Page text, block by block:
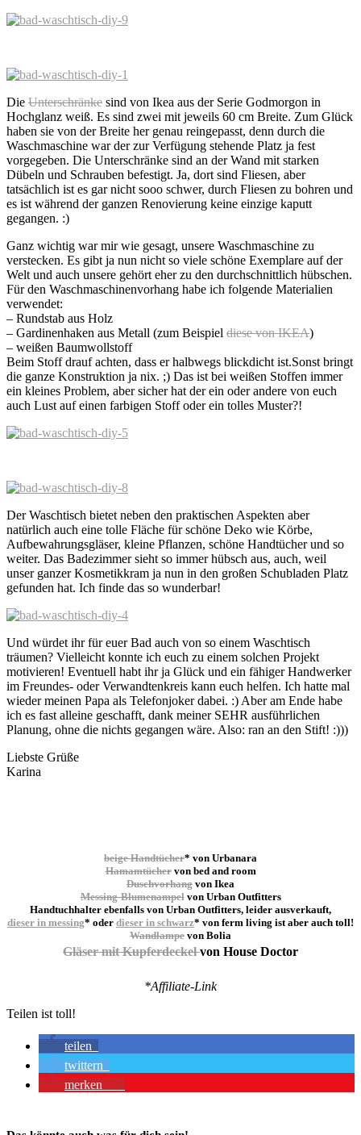
Die Unterschränke sind von Ikea aus der Serie Godmorgon in
Hochglanz weiß. Es sind zwei mit jeweils 60 cm Breite. Zum Glück
haben sie von der Breite her genau reingepasst, denn durch die
Waschmaschine war der zur Verfügung stehende Platz ja fest
vorgegeben. Die Unterschränke sind an der Wand mit starken
Dübeln und Schrauben befestigt. Ja, dort sind Fliesen, aber
tatsächlich ist es gar nicht sooo schwer, durch Fliesen zu bohren und
es ist während der ganzen Renovierung keine einzige kaputt
gegangen. :)
Ganz wichtig war mir wie gesagt, unsere Waschmaschine zu
verstecken. Es gibt ja nun nicht so viele schöne Exemplare auf der
Welt und auch unsere gehört eher zu den durchschnittlich hübschen.
Für den Waschmaschinenvorhang habe ich folgende Materialien
verwendet:
– Rundstab aus Holz
– Gardinenhaken aus Metall (zum Beispiel diese von IKEA)
– weißen Baumwollstoff
Beim Stoff drauf achten, dass er halbwegs blickdicht ist.Sonst bringt
die ganze Konstruktion ja nix. ;) Das ist bei weißen Stoffen immer
ein kleines Problem, aber sicher hat der ein oder andere von euch
auch Lust auf einen farbigen Stoff oder ein tolles Muster?!
Der Waschtisch bietet neben den praktischen Aspekten aber
natürlich auch eine tolle Fläche für schöne Deko wie Körbe,
Aufbewahrungsgläser, kleine Pflanzen, schöne Handtücher und so
weiter. Das Badezimmer sieht so immer hübsch aus, auch, weil
unser ganzer Kosmetikkram ja nun in den großen Schubladen Platz
gefunden hat. Ich finde das so wunderbar!
Und würdet ihr für euer Bad auch von so einem Waschtisch
träumen? Vielleicht konnte ich euch zu einem solchen Projekt
motivieren! Eventuell habt ihr ja Glück und ein fähiger Handwerker
im Freundes- oder Verwandtenkreis kann euch helfen. Ich hatte mal
wieder meinen Papa als Telefonjoker dabei. :) Aber am Ende habe
ich es fast alleine geschafft, dank meiner SEHR ausführlichen
Planung, ohne die nichts gegangen wäre. Also: ran an den Stift! :)))
Liebste Grüße
Karina
beige Handtücher* von Urbanara
Hamamtüchervon bed and room
Duschvorhang von Ikea
Messing-Blumenampelvon Urban Outfitters
Handtuchhalter ebenfalls von Urban Outfitters, leider ausverkauft,
dieser in messing* oder dieser in schwarz* von ferm living ist aber auch toll!
Wandlampe von Bolia
Gläser mit Kupferdeckelvon House Doctor
*Affiliate-Link
Teilen ist toll!
teilen
twittern
merken